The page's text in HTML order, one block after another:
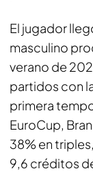
El jugador
masculino
verano de
partidos con
primera
EuroCup,
38% en
9,6 créditos